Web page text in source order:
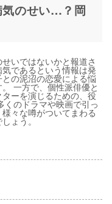
気のせい…？岡
いではないかと報道さ
であるという情報は発
の泥沼の恋愛による悩
一方で、個性派俳優と
ーを演じるための、役
のドラマや映画で引っ
々な噂がついてまわる
ょう。